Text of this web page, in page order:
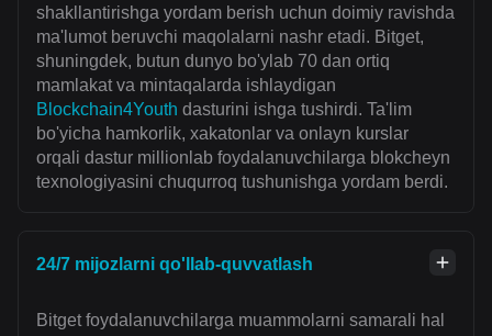
shakllantirishga yordam berish uchun doimiy ravishda
ma'lumot beruvchi maqolalarni nashr etadi. Bitget,
shuningdek, butun dunyo bo'ylab 70 dan ortiq
mamlakat va mintaqalarda ishlaydigan
Blockchain4Youth dasturini ishga tushirdi. Ta'lim
bo'yicha hamkorlik, xakatonlar va onlayn kurslar
orqali dastur millionlab foydalanuvchilarga blokcheyn
texnologiyasini chuqurroq tushunishga yordam berdi.
24/7 mijozlarni qo'llab-quvvatlash
Bitget foydalanuvchilarga muammolarni samarali hal